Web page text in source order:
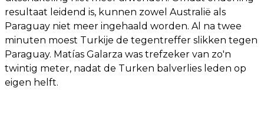
resultaat leidend is, kunnen zowel Australië als
Paraguay niet meer ingehaald worden. Al na twee
minuten moest Turkije de tegentreffer slikken tegen
Paraguay. Matías Galarza was trefzeker van zo'n
twintig meter, nadat de Turken balverlies leden op
eigen helft.